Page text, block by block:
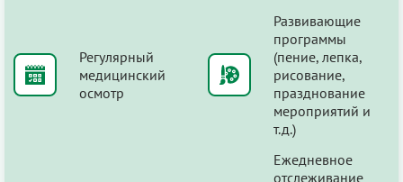
Регулярный
медицинский
осмотр
Развивающие
программы
(пение, лепка,
рисование,
празднование
мероприятий и
т.д.)
Ежедневное
отслеживание